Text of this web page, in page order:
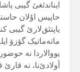
ایناندئغئ گیبی
حاپیس اۇلان
یاپتئق‌لارئ گیبی
ماتەماتیک گؤزۆ
یووالاردا نە
أولادئ‌نا، نە قارئ